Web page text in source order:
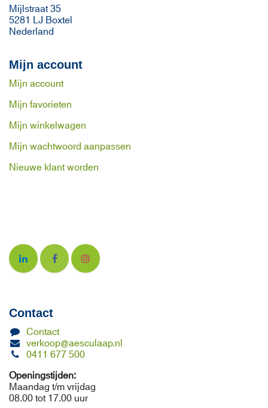
Mijlstraat 35
5281 LJ Boxtel
Nederland
Mijn account
Mijn account
Mijn favorieten
Mijn winkelwagen
Mijn wachtwoord aanpassen
Nieuwe klant worden
Contact
Contact
verkoop@aesculaap.nl
0411 677 500
Openingstijden:
Maandag t/m vrijdag
08.00 tot 17.00 uur